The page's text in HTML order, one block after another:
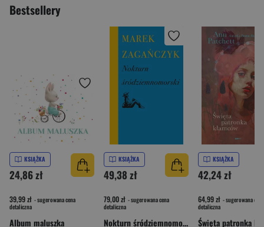
Bestsellery
KSIĄŻKA
24,86 zł
39,99 zł - sugerowana cena
detaliczna
Album maluszka
KSIĄŻKA
49,38 zł
79,00 zł - sugerowana cena
detaliczna
Nokturn śródziemnomorski
KSIĄŻKA
42,24 zł
64,99 zł - sugerowana cena
detaliczna